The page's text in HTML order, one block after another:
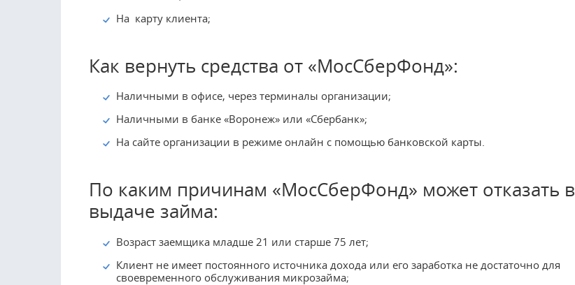
На карту клиента;
Как вернуть средства от «МосСберФонд»:
Наличными в офисе, через терминалы организации;
Наличными в банке «Воронеж» или «Сбербанк»;
На сайте организации в режиме онлайн с помощью банковской карты.
По каким причинам «МосСберФонд» может отказать в
выдаче займа:
Возраст заемщика младше 21 или старше 75 лет;
Клиент не имеет постоянного источника дохода или его заработка не достаточно для
своевременного обслуживания микрозайма;